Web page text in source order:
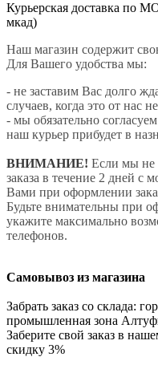
Курьерская доставка по
мкад)
Наш магазин содержит
Для Вашего удобства мы:
- не заставим Вас долго
случаев, когда это от нас
- мы обязательно
наш курьер прибудет в
ВНИМАНИЕ! Если мы не
заказа в течение 2 дней с
Вами при оформлении
Будьте внимательны при
укажите максимально
телефонов.
Самовывоз из магазина
Забрать заказ со склада:
промышленная зона
Заберите свой заказ в
скидку 3%